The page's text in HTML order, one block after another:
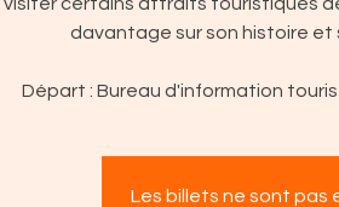
davantage sur son histoire et
Départ : Bureau d'information
Les billets ne sont pas